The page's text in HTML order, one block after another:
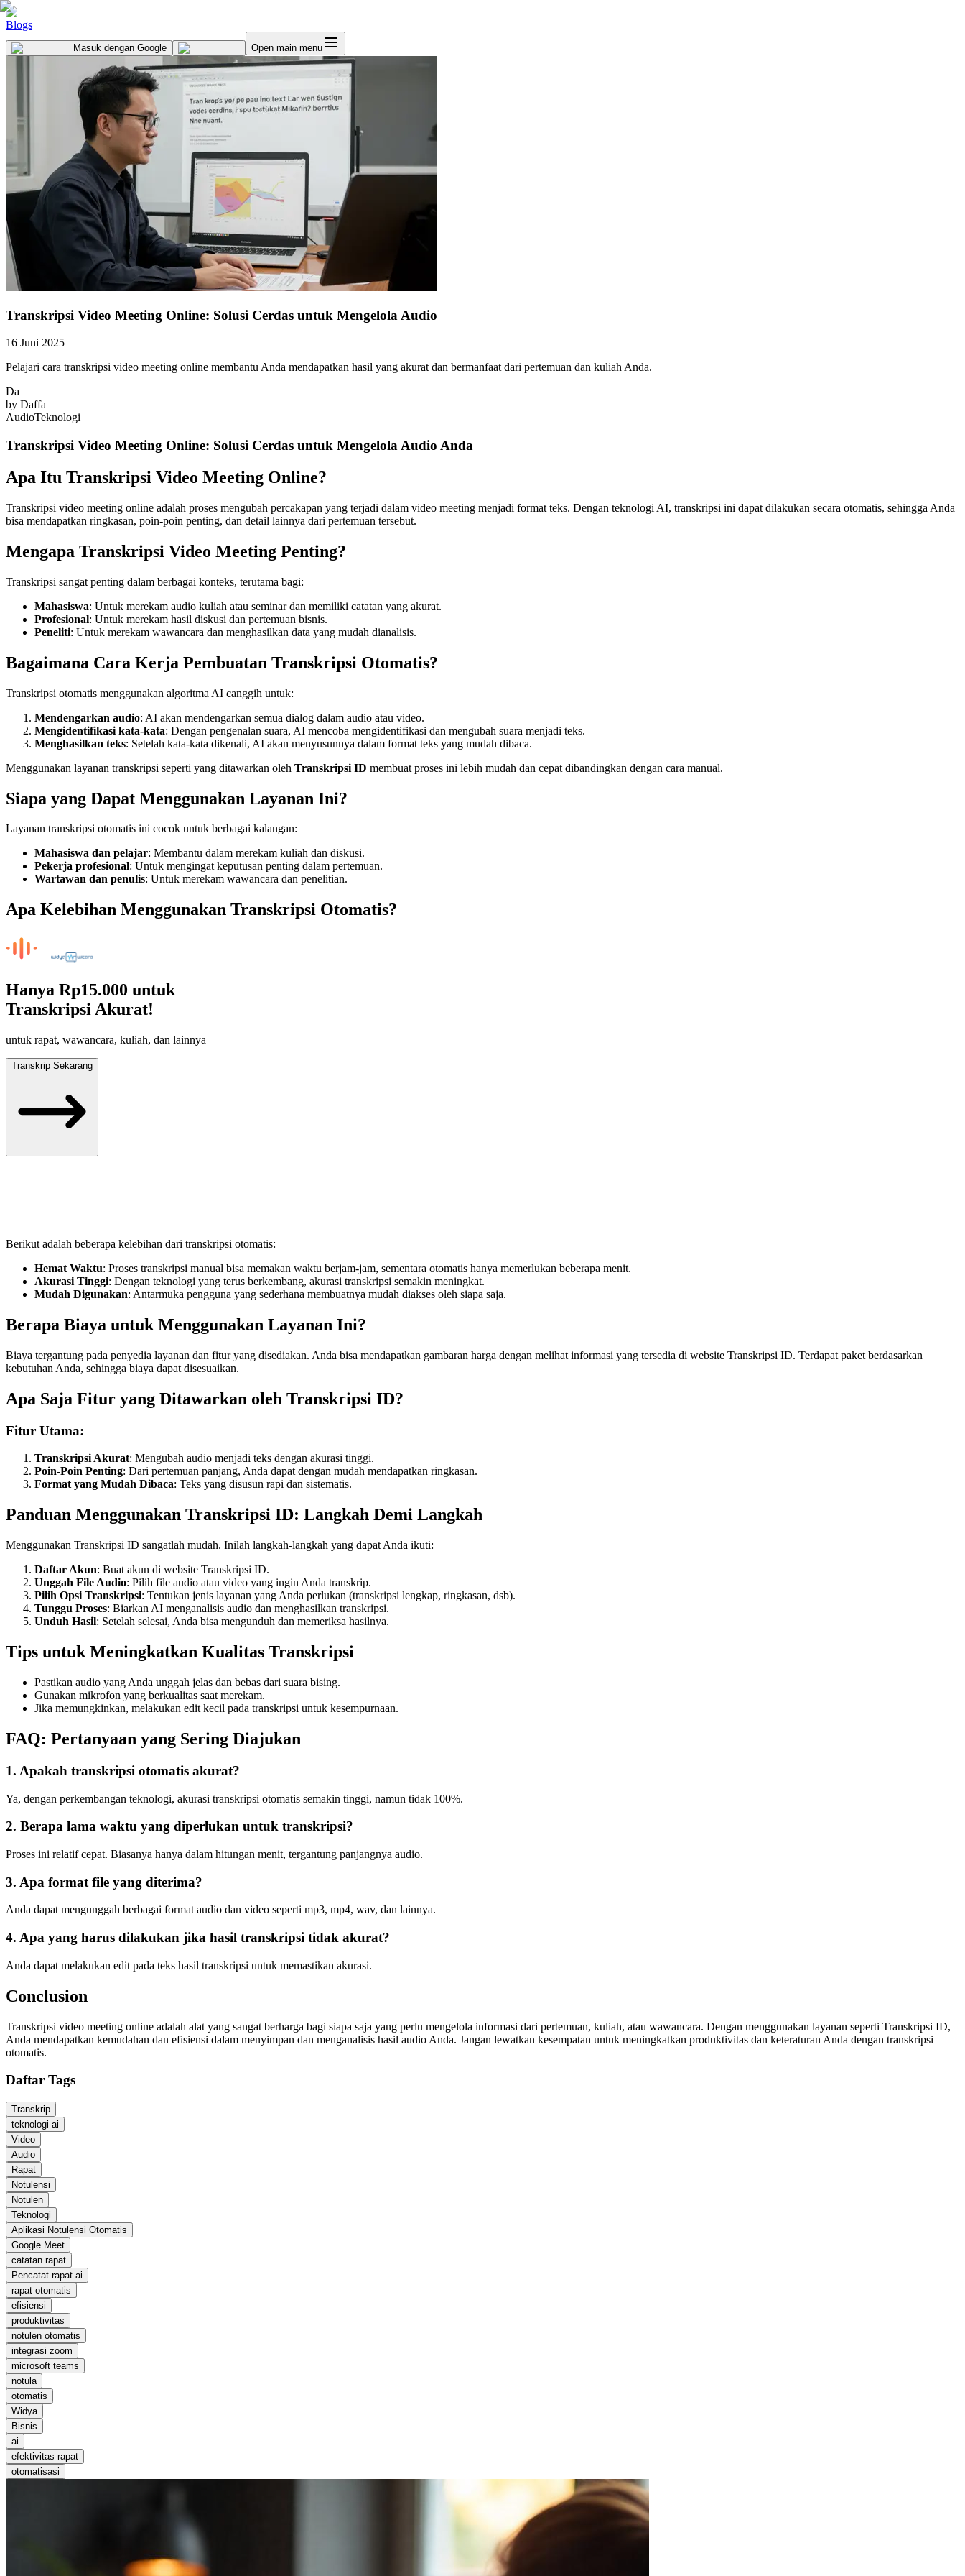
Blogs
Masuk dengan Google Open main menu
Transkripsi Video Meeting Online: Solusi Cerdas untuk Mengelola Audio
16 Juni 2025
Pelajari cara transkripsi video meeting online membantu Anda mendapatkan hasil yang akurat dan bermanfaat dari pertemuan dan kuliah Anda.
Da
by Daffa
AudioTeknologi
Transkripsi Video Meeting Online: Solusi Cerdas untuk Mengelola Audio Anda
Apa Itu Transkripsi Video Meeting Online?
Transkripsi video meeting online adalah proses mengubah percakapan yang terjadi dalam video meeting menjadi format teks. Dengan teknologi AI, transkripsi ini dapat dilakukan secara otomatis, sehingga Anda
bisa mendapatkan ringkasan, poin-poin penting, dan detail lainnya dari pertemuan tersebut.
Mengapa Transkripsi Video Meeting Penting?
Transkripsi sangat penting dalam berbagai konteks, terutama bagi:
Mahasiswa: Untuk merekam audio kuliah atau seminar dan memiliki catatan yang akurat.
Profesional: Untuk merekam hasil diskusi dan pertemuan bisnis.
Peneliti: Untuk merekam wawancara dan menghasilkan data yang mudah dianalisis.
Bagaimana Cara Kerja Pembuatan Transkripsi Otomatis?
Transkripsi otomatis menggunakan algoritma AI canggih untuk:
Mendengarkan audio: AI akan mendengarkan semua dialog dalam audio atau video.
Mengidentifikasi kata-kata: Dengan pengenalan suara, AI mencoba mengidentifikasi dan mengubah suara menjadi teks.
Menghasilkan teks: Setelah kata-kata dikenali, AI akan menyusunnya dalam format teks yang mudah dibaca.
Menggunakan layanan transkripsi seperti yang ditawarkan oleh Transkripsi ID membuat proses ini lebih mudah dan cepat dibandingkan dengan cara manual.
Siapa yang Dapat Menggunakan Layanan Ini?
Layanan transkripsi otomatis ini cocok untuk berbagai kalangan:
Mahasiswa dan pelajar: Membantu dalam merekam kuliah dan diskusi.
Pekerja profesional: Untuk mengingat keputusan penting dalam pertemuan.
Wartawan dan penulis: Untuk merekam wawancara dan penelitian.
Apa Kelebihan Menggunakan Transkripsi Otomatis?
Hanya Rp15.000 untuk
Transkripsi Akurat!
untuk rapat, wawancara, kuliah, dan lainnya
Transkrip Sekarang
Berikut adalah beberapa kelebihan dari transkripsi otomatis:
Hemat Waktu: Proses transkripsi manual bisa memakan waktu berjam-jam, sementara otomatis hanya memerlukan beberapa menit.
Akurasi Tinggi: Dengan teknologi yang terus berkembang, akurasi transkripsi semakin meningkat.
Mudah Digunakan: Antarmuka pengguna yang sederhana membuatnya mudah diakses oleh siapa saja.
Berapa Biaya untuk Menggunakan Layanan Ini?
Biaya tergantung pada penyedia layanan dan fitur yang disediakan. Anda bisa mendapatkan gambaran harga dengan melihat informasi yang tersedia di website Transkripsi ID. Terdapat paket berdasarkan
kebutuhan Anda, sehingga biaya dapat disesuaikan.
Apa Saja Fitur yang Ditawarkan oleh Transkripsi ID?
Fitur Utama:
Transkripsi Akurat: Mengubah audio menjadi teks dengan akurasi tinggi.
Poin-Poin Penting: Dari pertemuan panjang, Anda dapat dengan mudah mendapatkan ringkasan.
Format yang Mudah Dibaca: Teks yang disusun rapi dan sistematis.
Panduan Menggunakan Transkripsi ID: Langkah Demi Langkah
Menggunakan Transkripsi ID sangatlah mudah. Inilah langkah-langkah yang dapat Anda ikuti:
Daftar Akun: Buat akun di website Transkripsi ID.
Unggah File Audio: Pilih file audio atau video yang ingin Anda transkrip.
Pilih Opsi Transkripsi: Tentukan jenis layanan yang Anda perlukan (transkripsi lengkap, ringkasan, dsb).
Tunggu Proses: Biarkan AI menganalisis audio dan menghasilkan transkripsi.
Unduh Hasil: Setelah selesai, Anda bisa mengunduh dan memeriksa hasilnya.
Tips untuk Meningkatkan Kualitas Transkripsi
Pastikan audio yang Anda unggah jelas dan bebas dari suara bising.
Gunakan mikrofon yang berkualitas saat merekam.
Jika memungkinkan, melakukan edit kecil pada transkripsi untuk kesempurnaan.
FAQ: Pertanyaan yang Sering Diajukan
1. Apakah transkripsi otomatis akurat?
Ya, dengan perkembangan teknologi, akurasi transkripsi otomatis semakin tinggi, namun tidak 100%.
2. Berapa lama waktu yang diperlukan untuk transkripsi?
Proses ini relatif cepat. Biasanya hanya dalam hitungan menit, tergantung panjangnya audio.
3. Apa format file yang diterima?
Anda dapat mengunggah berbagai format audio dan video seperti mp3, mp4, wav, dan lainnya.
4. Apa yang harus dilakukan jika hasil transkripsi tidak akurat?
Anda dapat melakukan edit pada teks hasil transkripsi untuk memastikan akurasi.
Conclusion
Transkripsi video meeting online adalah alat yang sangat berharga bagi siapa saja yang perlu mengelola informasi dari pertemuan, kuliah, atau wawancara. Dengan menggunakan layanan seperti Transkripsi ID,
Anda mendapatkan kemudahan dan efisiensi dalam menyimpan dan menganalisis hasil audio Anda. Jangan lewatkan kesempatan untuk meningkatkan produktivitas dan keteraturan Anda dengan transkripsi
otomatis.
Daftar Tags
Transkrip
teknologi ai
Video
Audio
Rapat
Notulensi
Notulen
Teknologi
Aplikasi Notulensi Otomatis
Google Meet
catatan rapat
Pencatat rapat ai
rapat otomatis
efisiensi
produktivitas
notulen otomatis
integrasi zoom
microsoft teams
notula
otomatis
Widya
Bisnis
ai
efektivitas rapat
otomatisasi